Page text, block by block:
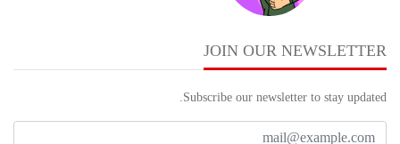
JOIN OUR NEWSLETTER
Subscribe our newsletter to stay updated.